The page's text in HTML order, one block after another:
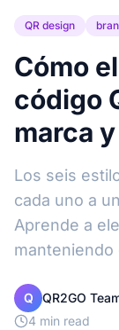
QR design
Cómo
código
marca
Los seis
cada uno a
Aprende a
manteniendo
Q QR2GO
4 min read